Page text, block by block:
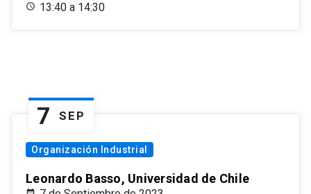
13:40 a 14:30
7 SEP
Organización Industrial
Leonardo Basso, Universidad de Chile